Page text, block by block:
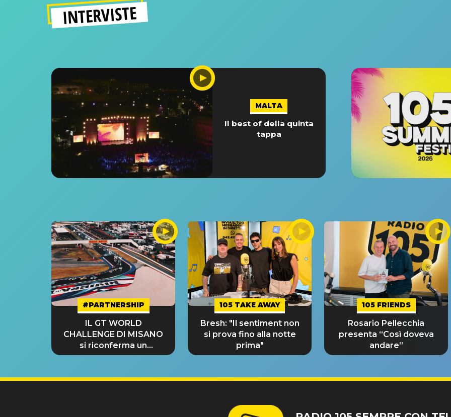
INTERVISTE
MALTA
Il best of della quinta
tappa
#PARTNERSHIP
IL GT WORLD
CHALLENGE DI MISANO
si riconferma un
GRANDE SUCCESSO!
105 TAKE AWAY
Bresh: "Il sentiment non
si prova fino alla notte
prima"
105 FRIENDS
Rosario Pellecchia
presenta “Così doveva
andare”